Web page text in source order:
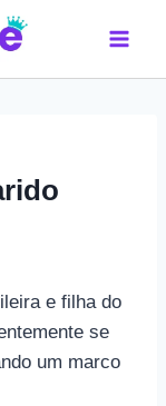
e filha do
se
um marco